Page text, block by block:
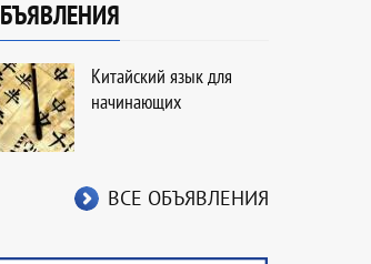
Китайский язык для
начинающих
ВСЕ ОБЪЯВЛЕНИЯ